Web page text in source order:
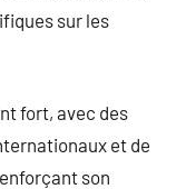
sur les
fort, avec des
et de
son